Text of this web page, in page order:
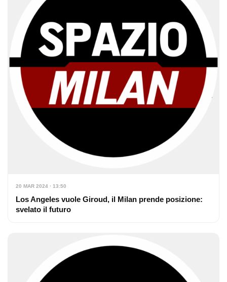
20 MAR 2024 · 13:50
Los Angeles vuole Giroud, il Milan prende posizione:
svelato il futuro